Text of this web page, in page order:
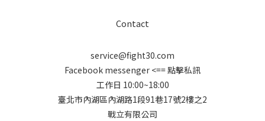
Contact
service@fight30.com
Facebook messenger <== 點擊私訊
工作日 10:00~18:00
臺北市內湖區內湖路1段91巷17號2樓之2
戰立有限公司